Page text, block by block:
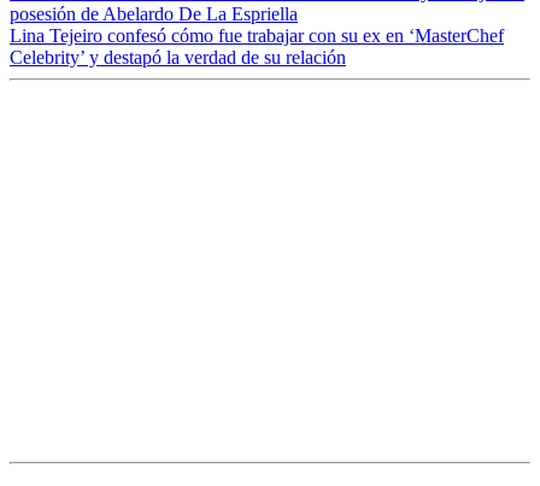
posesión de Abelardo De La Espriella
Lina Tejeiro confesó cómo fue trabajar con su ex en ‘MasterChef
Celebrity’ y destapó la verdad de su relación